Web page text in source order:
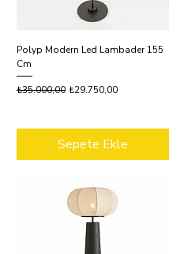
Polyp Modern Led Lambader 155
Cm
Normal Fiyat
₺35.000,00 İndirimli Fiyat
₺29.750,00
Sepete Ekle